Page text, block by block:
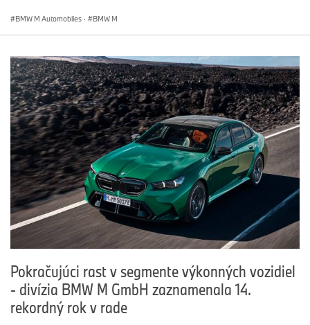
BMW M Automobiles · BMW M
Pokračujúci rast v segmente výkonných vozidiel
- divízia BMW M GmbH zaznamenala 14.
rekordný rok v rade